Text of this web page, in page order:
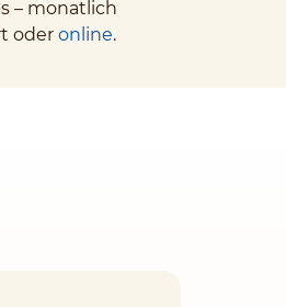
– monatlich
oder online.